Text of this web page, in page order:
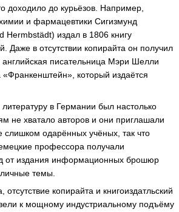
доходило до курьёзов. Например,
и фармацевтики Сигизмунд
Hermbstädt) издал в 1806 книгу
Даже в отсутствии копирайта он получил
писательница Мэри Шелли
«Франкенштейн», который издаётся
в Германии был настолько
не хватало авторов и они приглашали
слишком одарённых учёных, так что
профессора получали
от издания информационных брошюр
темы.
копирайта и книгоиздатльский
к мощному индустриальному подъёму